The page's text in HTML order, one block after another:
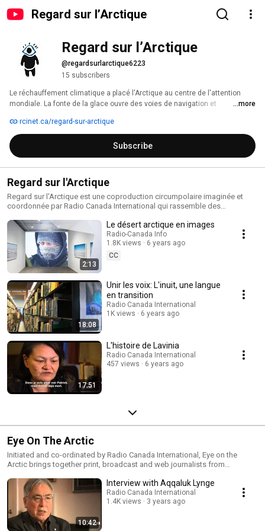
Regard sur l’Arctique
Regard sur l’Arctique
@regardsurlarctique6223
15 subscribers
Le réchauffement climatique a placé l'Arctique au centre de l'attention
mondiale. La fonte de la glace ouvre des voies de navigation et
commerciales dans les domaines miniers, pétroliers et gazière, de la
pêche et du tourisme.
...more
rcinet.ca/regard-sur-arctique
Subscribe
Regard sur l'Arctique
Regard sur l'Arctique est une coproduction circumpolaire imaginée et
coordonnée par Radio Canada International qui rassemble des
des journalistes du web venant de pays circumpolaires afin de mieux
décrire la réalité des communautés et des peuples directement touchés
par le réchauffement climatique dans l'Arctique.
2:13
Le désert arctique en images
Radio-Canada Info
1.8K views
6 years ago
CC
18:08
Unir les voix: L'inuit, une langue
en transition
Radio Canada International
1K views
6 years ago
17:51
L'histoire de Lavinia
Radio Canada International
457 views
6 years ago
Eye On The Arctic
Initiated and co-ordinated by Radio Canada International, Eye on the
Arctic brings together print, broadcast and web journalists from
people directly affected by climate change. For more Eye On The Arctic
videos visit http://www.rcinet.ca/eyeonthearctic
10:42
Interview with Aqqaluk Lynge
Radio Canada International
1.4K views
3 years ago